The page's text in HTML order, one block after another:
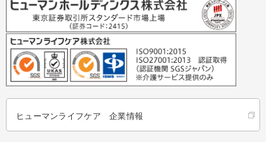
ヒューマンライフケア 企業情報